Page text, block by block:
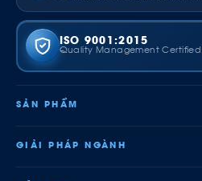
ISO 9001:2015
Quality Management Certified
SẢN PHẨM
GIẢI PHÁP NGÀNH